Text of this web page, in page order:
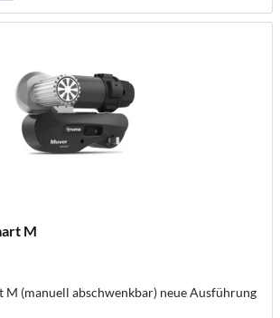
M
M (manuell abschwenkbar) neue Ausführung